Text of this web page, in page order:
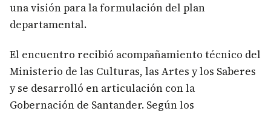
una visión para la formulación del plan
departamental.
El encuentro recibió acompañamiento técnico del
Ministerio de las Culturas, las Artes y los Saberes
y se desarrolló en articulación con la
Gobernación de Santander. Según los